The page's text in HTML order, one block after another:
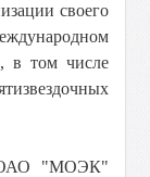
своего
в том числе
ОАО "МОЭК"